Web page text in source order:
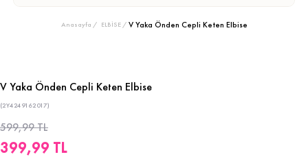
Anasayfa ELBİSE V Yaka Önden Cepli Keten Elbise
V Yaka Önden Cepli Keten Elbise
(2Y4249162017)
599,99 TL
399,99 TL